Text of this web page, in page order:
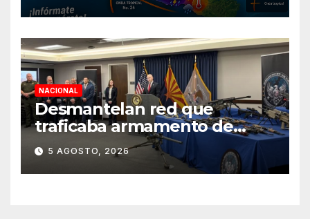
NACIONAL
Desmantelan red que
traficaba armamento de
Arizona a México
5 AGOSTO, 2026